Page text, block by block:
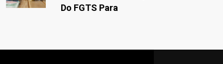
Do FGTS Para